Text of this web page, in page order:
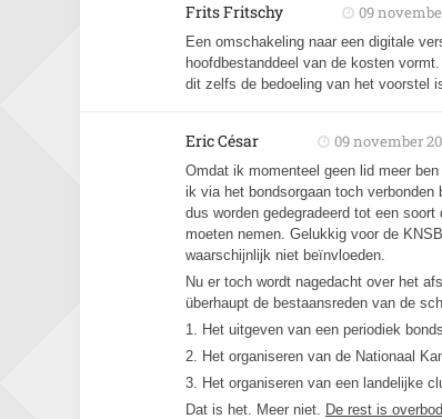
Frits Fritschy 09
Een omschakeling naar een digitale
hoofdbestanddeel van de kosten
dit zelfs de bedoeling van het voorstel
Eric César 09 november
Omdat ik momenteel geen lid meer
ik via het bondsorgaan toch
dus worden gedegradeerd tot een
moeten nemen. Gelukkig voor de
waarschijnlijk niet beïnvloeden.
Nu er toch wordt nagedacht over het
überhaupt de bestaansreden van de
1. Het uitgeven van een periodiek
2. Het organiseren van de Nationaal
3. Het organiseren van een landelijke
Dat is het. Meer niet. De rest is